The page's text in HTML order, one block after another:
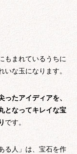
もまれているうちに
な玉になります。
ったアイディアを、
となってキレイな宝
です。
る人」は、宝石を作